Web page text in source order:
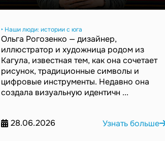
‣ Наши люди: истории с юга
Ольга Рогозенко — дизайнер,
иллюстратор и художница родом из
Кагула, известная тем, как она сочетает
рисунок, традиционные символы и
цифровые инструменты. Недавно она
создала визуальную идентичн ...
28.06.2026 Узнать больше